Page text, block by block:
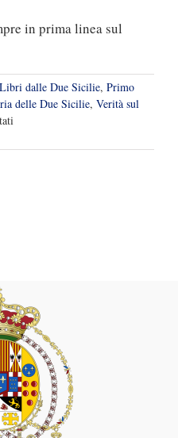
in prima linea sul
Libri dalle Due Sicilie, Primo
delle Due Sicilie, Verità sul
trattati”,
i
“nuovi
meridionali”